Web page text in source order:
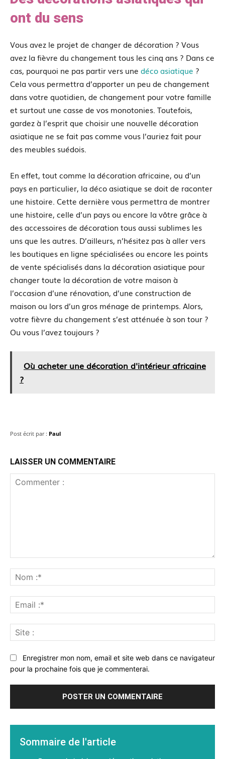
ont du sens
Vous avez le projet de changer de décoration ? Vous
avez la fièvre du changement tous les cinq ans ? Dans ce
cas, pourquoi ne pas partir vers une déco asiatique ?
Cela vous permettra d’apporter un peu de changement
dans votre quotidien, de changement pour votre famille
et surtout une casse de vos monotonies. Toutefois,
gardez à l’esprit que choisir une nouvelle décoration
asiatique ne se fait pas comme vous l’auriez fait pour
des meubles suédois.
En effet, tout comme la décoration africaine, ou d’un
pays en particulier, la déco asiatique se doit de raconter
une histoire. Cette dernière vous permettra de montrer
une histoire, celle d’un pays ou encore la vôtre grâce à
des accessoires de décoration tous aussi sublimes les
uns que les autres. D’ailleurs, n’hésitez pas à aller vers
les boutiques en ligne spécialisées ou encore les points
de vente spécialisés dans la décoration asiatique pour
changer toute la décoration de votre maison à
l’occasion d’une rénovation, d’une construction de
maison ou lors d’un gros ménage de printemps. Alors,
votre fièvre du changement s’est atténuée à son tour ?
Ou vous l’avez toujours ?
Où acheter une décoration d'intérieur africaine
?
Post écrit par : Paul
LAISSER UN COMMENTAIRE
:*
:*
:
Enregistrer mon nom, email et site web dans ce navigateur
pour la prochaine fois que je commenterai.
Sommaire de l'article